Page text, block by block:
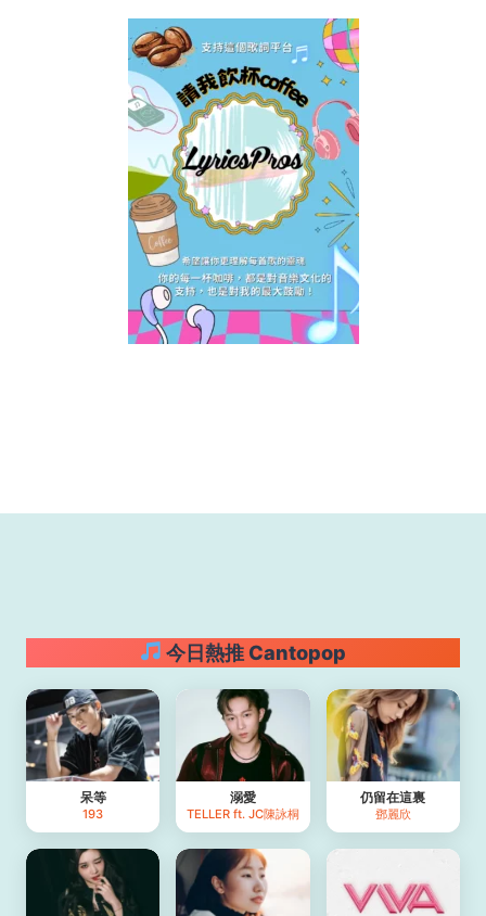
今日熱推 Cantopop
呆等
193
溺愛
TELLER ft. JC陳詠桐
仍留在這裏
鄧麗欣